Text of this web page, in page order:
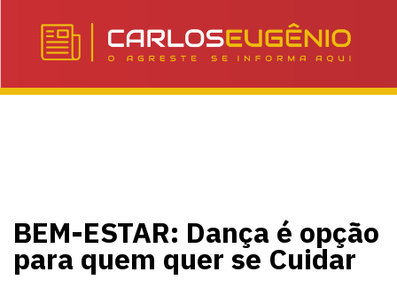
BEM-ESTAR: Dança é opção
para quem quer se Cuidar